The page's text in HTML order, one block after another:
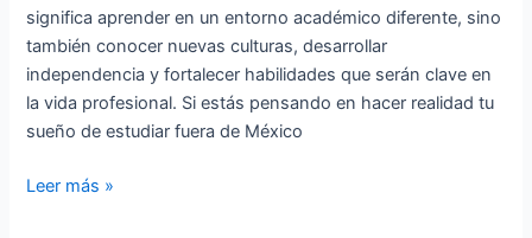
significa aprender en un entorno académico diferente, sino
también conocer nuevas culturas, desarrollar
independencia y fortalecer habilidades que serán clave en
la vida profesional. Si estás pensando en hacer realidad tu
sueño de estudiar fuera de México
Leer más »